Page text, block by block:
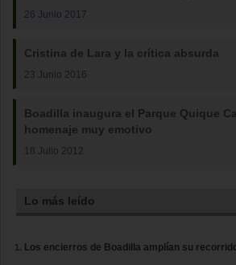
26 Junio 2017
Cristina de Lara y la crítica absurda
23 Junio 2016
Boadilla inaugura el Parque Quique
homenaje muy emotivo
18 Julio 2012
Lo más leído
Los encierros de Boadilla amplían su